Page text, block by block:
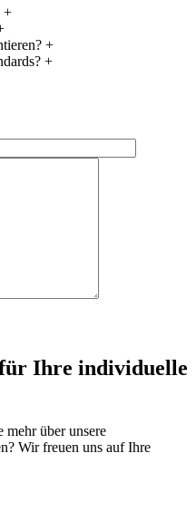
+
+
+
Ihre individuelle
mehr über unsere
Wir freuen uns auf Ihre